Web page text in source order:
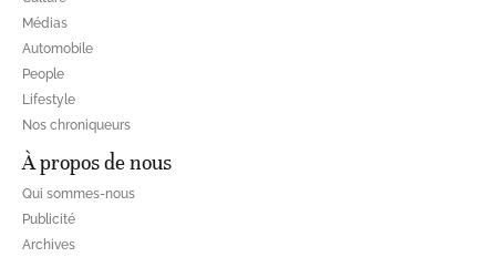
Médias
Automobile
People
Lifestyle
Nos chroniqueurs
À propos de nous
Qui sommes-nous
Publicité
Archives